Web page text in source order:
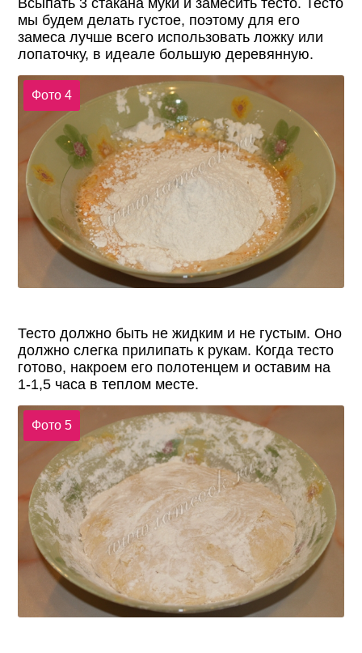
мы будем делать густое, поэтому для его
замеса лучше всего использовать ложку или
лопаточку, в идеале большую деревянную.
Фото 4
Тесто должно быть не жидким и не густым. Оно
должно слегка прилипать к рукам. Когда тесто
готово, накроем его полотенцем и оставим на
1-1,5 часа в теплом месте.
Фото 5